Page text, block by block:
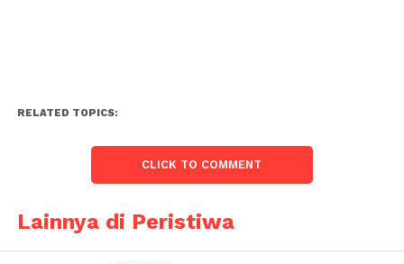
RELATED TOPICS:
CLICK TO COMMENT
Lainnya di Peristiwa